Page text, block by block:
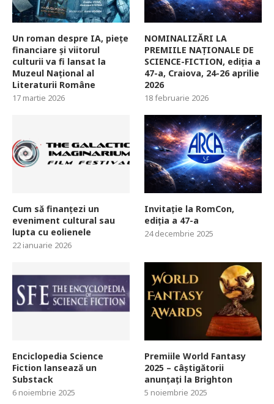
Un roman despre IA, piețe
financiare și viitorul
culturii va fi lansat la
Muzeul Național al
Literaturii Române
17 martie 2026
NOMINALIZĂRI LA
PREMIILE NAȚIONALE DE
SCIENCE-FICTION, ediția a
47-a, Craiova, 24-26 aprilie
2026
18 februarie 2026
Cum să finanțezi un
eveniment cultural sau
lupta cu eolienele
22 ianuarie 2026
Invitație la RomCon,
ediția a 47-a
24 decembrie 2025
Enciclopedia Science
Fiction lansează un
Substack
6 noiembrie 2025
Premiile World Fantasy
2025 – câștigătorii
anunțați la Brighton
5 noiembrie 2025